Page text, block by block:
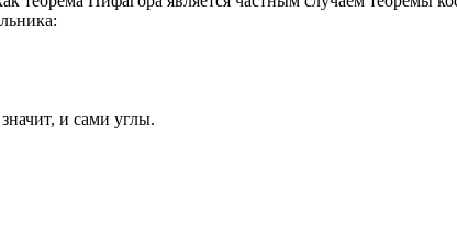
и сами углы.